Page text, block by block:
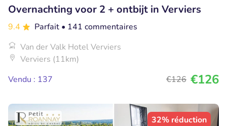
Overnachting voor 2 + ontbijt in Verviers
9.4 Parfait • 141 commentaires
Van der Valk Hotel Verviers
Verviers (11km)
Vendu : 137
€126 €126
32% réduction